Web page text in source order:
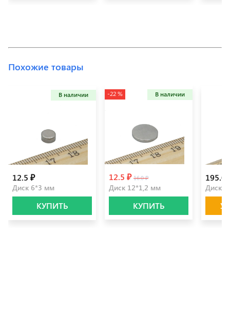
Похожие товары
В наличии
12.5 ₽
Диск 6*3 мм
КУПИТЬ
-22 % В наличии
12.5 ₽ 16.0 ₽
Диск 12*1,2 мм
КУПИТЬ
195.0
Диск